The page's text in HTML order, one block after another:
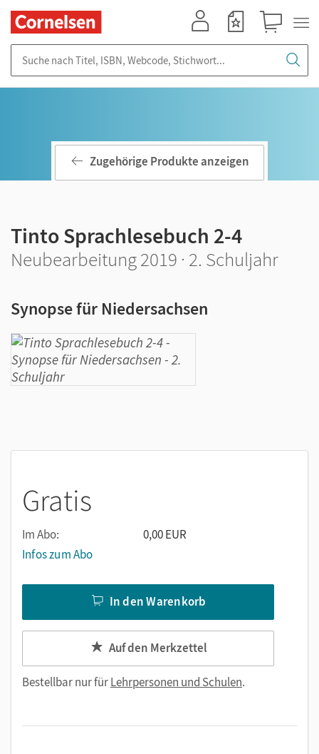
Zugehörige Produkte anzeigen
Tinto Sprachlesebuch 2-4
Neubearbeitung 2019 · 2. Schuljahr
Synopse für Niedersachsen
Gratis
Im Abo:
0,00 EUR
Infos zum Abo
In den Warenkorb
Auf den Merkzettel
Bestellbar nur fürLehrpersonen und Schulen.